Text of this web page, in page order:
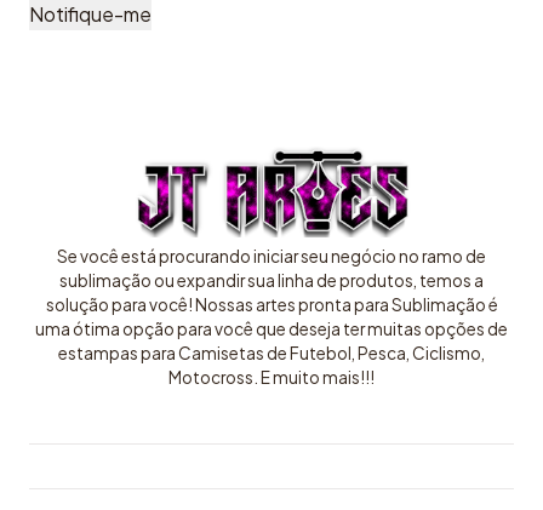
Notifique-me
Se você está procurando iniciar seu negócio no ramo de
sublimação ou expandir sua linha de produtos, temos a
solução para você! Nossas artes pronta para Sublimação é
uma ótima opção para você que deseja ter muitas opções de
estampas para Camisetas de Futebol, Pesca, Ciclismo,
Motocross. E muito mais!!!